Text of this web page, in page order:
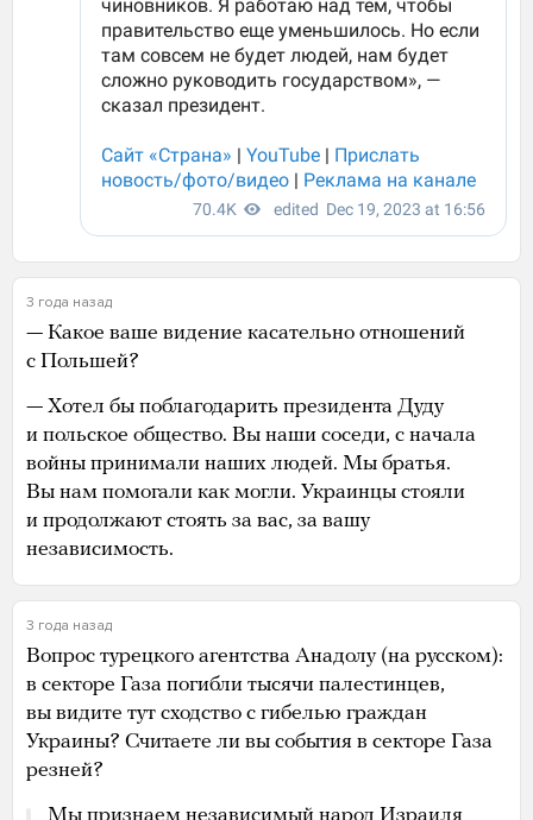
3 года назад
— Какое ваше видение касательно отношений
с Польшей?
— Хотел бы поблагодарить президента Дуду
и польское общество. Вы наши соседи, с начала
войны принимали наших людей. Мы братья.
Вы нам помогали как могли. Украинцы стояли
и продолжают стоять за вас, за вашу
независимость.
3 года назад
Вопрос турецкого агентства Анадолу (на русском):
в секторе Газа погибли тысячи палестинцев,
вы видите тут сходство с гибелью граждан
Украины? Считаете ли вы события в секторе Газа
резней?